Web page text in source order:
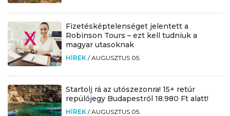
Fizetésképtelenséget jelentett a
Robinson Tours – ezt kell tudniuk a
magyar utasoknak
HÍREK /AUGUSZTUS 05.
Startolj rá az utószezonra! 15+ retúr
repülőjegy Budapestről 18.980 Ft alatt!
HÍREK /AUGUSZTUS 05.